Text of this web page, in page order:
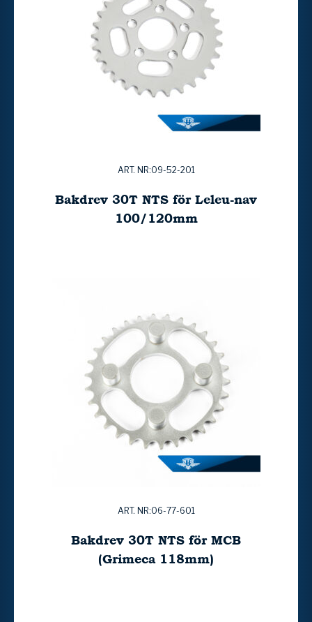
ART. NR:09-52-201
Bakdrev 30T NTS för Leleu-nav
100/120mm
ART. NR:06-77-601
Bakdrev 30T NTS för MCB
(Grimeca 118mm)